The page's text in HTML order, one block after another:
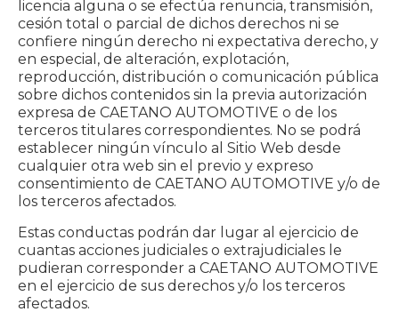
licencia alguna o se efectúa renuncia, transmisión,
cesión total o parcial de dichos derechos ni se
confiere ningún derecho ni expectativa derecho, y
en especial, de alteración, explotación,
reproducción, distribución o comunicación pública
sobre dichos contenidos sin la previa autorización
expresa de CAETANO AUTOMOTIVE o de los
terceros titulares correspondientes. No se podrá
establecer ningún vínculo al Sitio Web desde
cualquier otra web sin el previo y expreso
consentimiento de CAETANO AUTOMOTIVE y/o de
los terceros afectados.
Estas conductas podrán dar lugar al ejercicio de
cuantas acciones judiciales o extrajudiciales le
pudieran corresponder a CAETANO AUTOMOTIVE
en el ejercicio de sus derechos y/o los terceros
afectados.